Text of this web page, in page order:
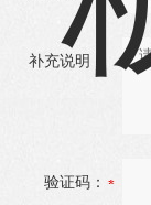
补充说明：
验证码：